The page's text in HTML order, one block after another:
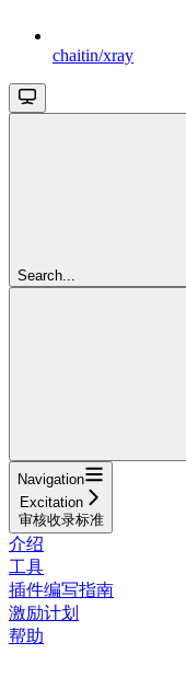
chaitin/xray
Search...
Navigation
Excitation
审核收录标准
介绍
工具
插件编写指南
激励计划
帮助